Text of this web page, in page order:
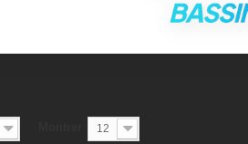
12